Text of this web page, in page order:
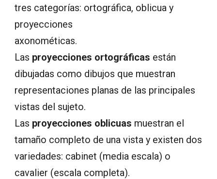
tres categorías: ortográfica, oblicua y
proyecciones
axonométicas.
Las proyecciones ortográficas están
dibujadas como dibujos que muestran
representaciones planas de las principales
vistas del sujeto.
Las proyecciones oblicuas muestran el
tamaño completo de una vista y existen dos
variedades: cabinet (media escala) o
cavalier (escala completa).